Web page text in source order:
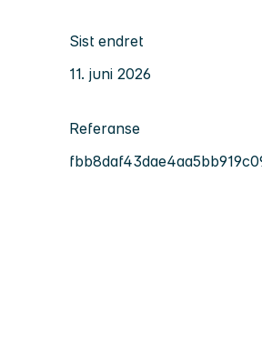
Sist endret
11. juni 2026
Referanse